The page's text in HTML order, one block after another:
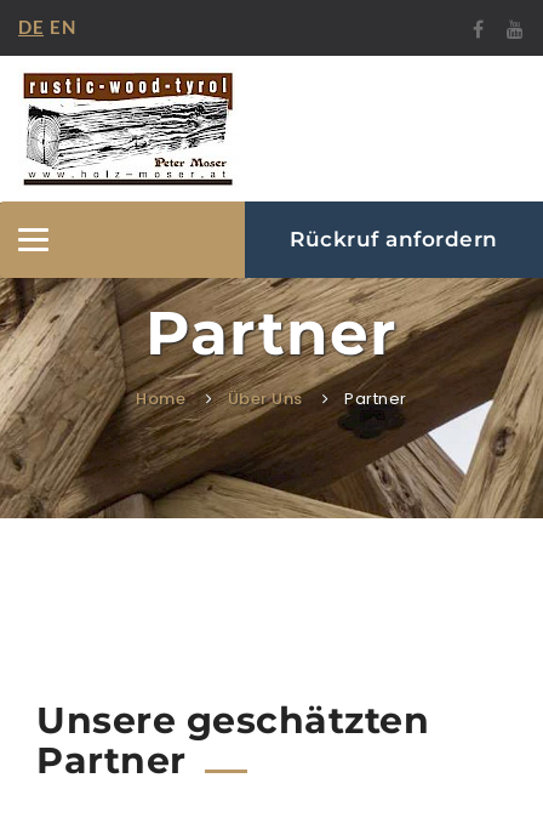
DE EN
Navigation
ein-/ausblenden
Rückruf anfordern
Partner
Home Über Uns Partner
Unsere geschätzten
Partner